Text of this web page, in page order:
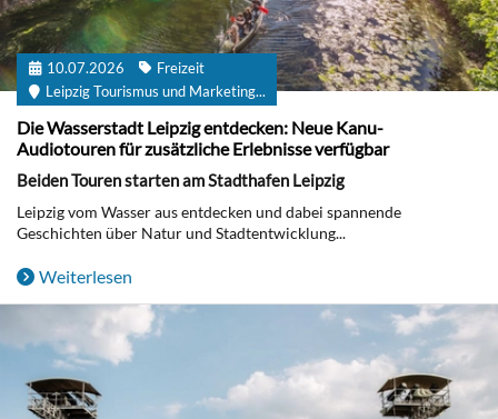
10.07.2026
Freizeit
Leipzig Tourismus und Marketing...
Die Wasserstadt Leipzig entdecken: Neue Kanu-
Audiotouren für zusätzliche Erlebnisse verfügbar
Beiden Touren starten am Stadthafen Leipzig
Leipzig vom Wasser aus entdecken und dabei spannende
Geschichten über Natur und Stadtentwicklung...
Weiterlesen